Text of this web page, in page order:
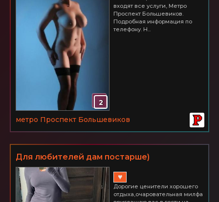
2
входят все услуги, Метро
Проспект Большевиков.
Подробная информация по
телефону. Н...
метро Проспект Большевиков
Для любителей дам постарше)
♥
Дорогие ценители хорошего
отдыха,очаровательная милфа